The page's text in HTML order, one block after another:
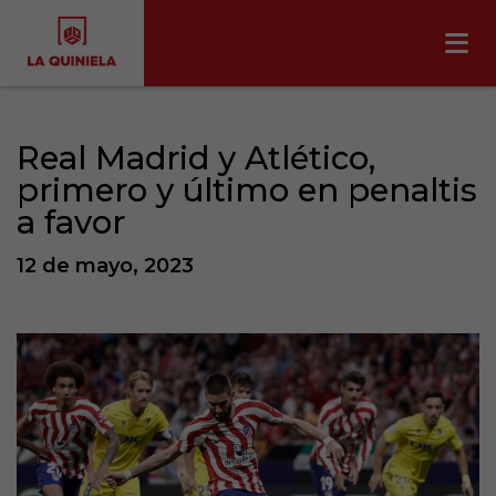
Real Madrid y Atlético,
primero y último en penaltis
a favor
12 de mayo, 2023